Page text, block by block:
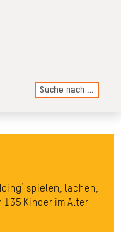
spielen, lachen,
Kinder im Alter